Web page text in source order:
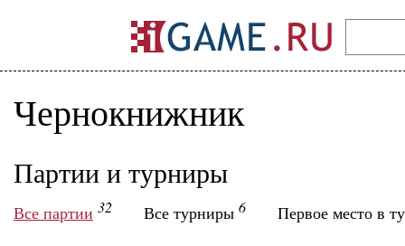
Чернокнижник
Партии и турниры
Все партии 32 Все турниры 6 Первое место в